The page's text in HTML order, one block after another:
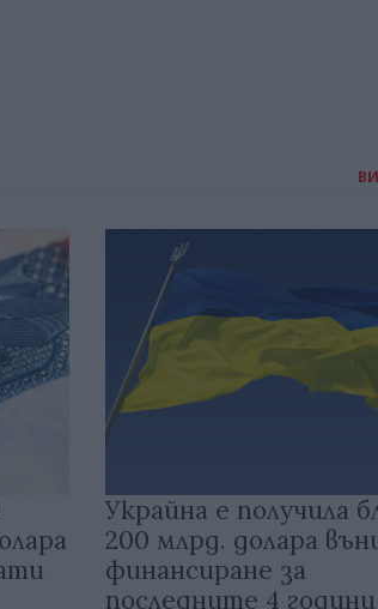
Украйна е получила
200 млрд. долара
финансиране за
последните 4 години